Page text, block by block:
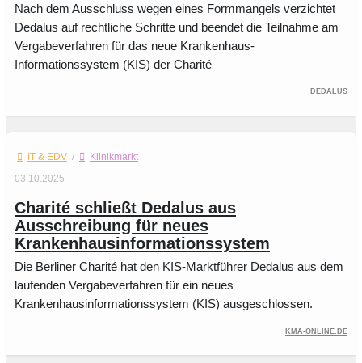
Nach dem Ausschluss wegen eines Formmangels verzichtet
Dedalus auf rechtliche Schritte und beendet die Teilnahme am
Vergabeverfahren für das neue Krankenhaus-
Informationssystem (KIS) der Charité
Dedalus
IT & EDV /
Klinikmarkt
03.10.2025
Charité schließt Dedalus aus
Ausschreibung für neues
Krankenhausinformationssystem
Die Berliner Charité hat den KIS-Marktführer Dedalus aus dem
laufenden Vergabeverfahren für ein neues
Krankenhausinformationssystem (KIS) ausgeschlossen.
kma-online.de